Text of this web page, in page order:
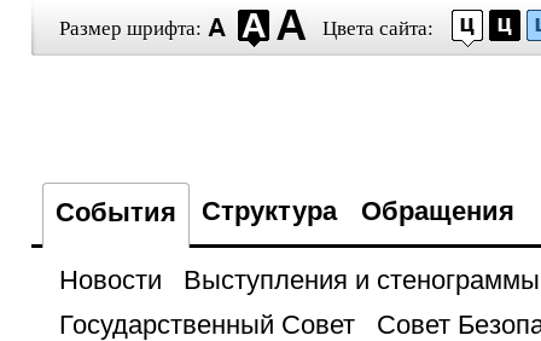
Размер шрифта: Цвета сайта:
События Структура Обращения
Новости
Выступления и стенограммы
Государственный Совет
Совет